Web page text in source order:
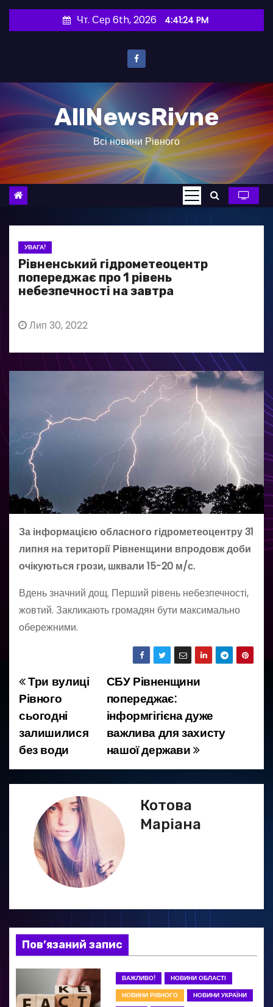
и
о
в
Чт. Сер 6th, 2026 4:41:25 PM
AllNewsRivne
Всі новини Рівного
УВАГА!
Рівненський гідрометеоцентр
попереджає про 1 рівень
небезпечності на завтра
Лип 30, 2022
За інформацією обласного гідрометеоцентру 31
липня на території Рівненщини впродовж доби
очікуються грози, шквали 15-20 м/с.
Вдень значний дощ. Перший рівень небезпечності,
жовтий. Закликають громадян бути максимально
обережними.
Н
а
в
і
г
а
п
и
СБУ Рівненщини
попереджає:
інформгігієна дуже
важлива для захисту
нашої держави
Три вулиці
Рівного
сьогодні
залишилися
без води
Котова
Маріана
Пов’язаний запис
ВАЖЛИВО!
НОВИНИ ОБЛАСТІ
НОВИНИ РІВНОГО
НОВИНИ УКРАЇНИ